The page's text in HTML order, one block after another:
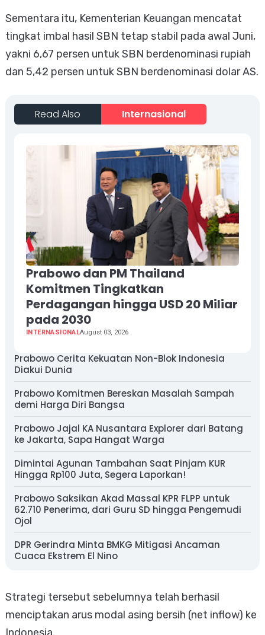
Sementara itu, Kementerian Keuangan mencatat
tingkat imbal hasil SBN tetap stabil pada awal Juni,
yakni 6,67 persen untuk SBN berdenominasi rupiah
dan 5,42 persen untuk SBN berdenominasi dolar AS.
Read Also Internasional
Prabowo dan PM Thailand
Komitmen Tingkatkan
Perdagangan hingga USD 20 Miliar
pada 2030
INTERNASIONALAugust 03, 2026
Prabowo Cerita Kekuatan Non-Blok Indonesia
Diakui Dunia
Prabowo Komitmen Bereskan Masalah Sampah
demi Harga Diri Bangsa
Prabowo Jajal KA Nusantara Explorer dari Batang
ke Jakarta, Sapa Hangat Warga
Dimintai Agunan Tambahan Saat Pinjam KUR
Hingga Rp100 Juta, Segera Laporkan!
Prabowo Saksikan Akad Massal KPR FLPP untuk
62.710 Penerima, dari Guru SD hingga Pengemudi
Ojol
DPR Gerindra Minta BMKG Mitigasi Ancaman
Cuaca Ekstrem El Nino
Strategi tersebut sebelumnya telah berhasil
menciptakan arus modal asing bersih (net inflow) ke
Indonesia.